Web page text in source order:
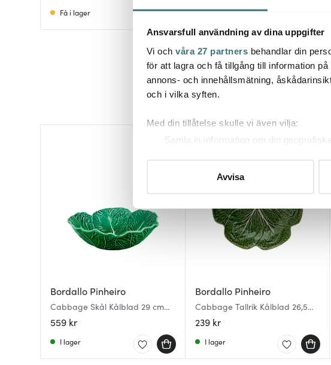
Ansvarsfull användning av dina uppgifter
Vi och våra 27 partners behandlar din
för att lagra och få tillgång till information
annons- och innehållsmätning,
och i vilka syften.
Med din tillåtelse skulle vi även vilja:
Samla in information om din
eller dra tillbaka ditt samtycke när som
Vi använder cookies för att innehållet och
att vi kan analysera vår trafik och göra
Avvisa
Få i lager Få i lager
Bordallo Pinheiro
Cabbage Skål Kålblad 29 cm
Grön
559 kr
I lager
Bordallo Pinheiro
Cabbage Tallrik Kålblad 26,5
cm Grön
239 kr
I lager